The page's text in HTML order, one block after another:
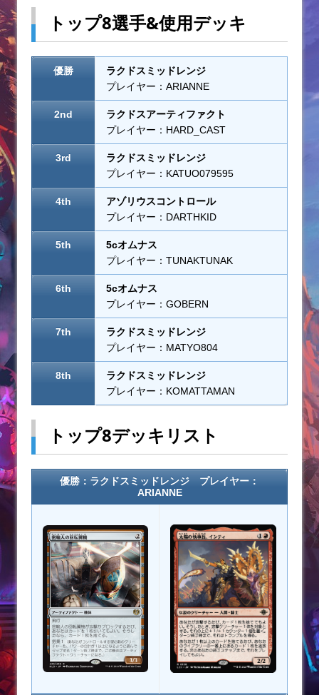
トップ8選手&使用デッキ
優勝
ラクドスミッドレンジ
プレイヤー：ARIANNE
2nd
ラクドスアーティファクト
プレイヤー：HARD_CAST
3rd
ラクドスミッドレンジ
プレイヤー：KATUO079595
4th
アゾリウスコントロール
プレイヤー：DARTHKID
5th
5cオムナス
プレイヤー：TUNAKTUNAK
6th
5cオムナス
プレイヤー：GOBERN
7th
ラクドスミッドレンジ
プレイヤー：MATYO804
8th
ラクドスミッドレンジ
プレイヤー：KOMATTAMAN
トップ8デッキリスト
優勝：ラクドスミッドレンジ プレイヤー：
ARIANNE